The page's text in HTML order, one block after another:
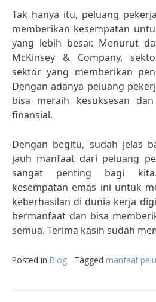
Tak hanya itu, peluang
memberikan kesempatan
yang lebih besar. Menurut
McKinsey & Company,
sektor yang memberikan
Dengan adanya peluang
bisa meraih kesuksesan
finansial.
Dengan begitu, sudah jelas
jauh manfaat dari peluang
sangat penting bagi
kesempatan emas ini untuk
keberhasilan di dunia kerja
bermanfaat dan bisa
semua. Terima kasih sudah
Posted in Blog Tagged manfaat